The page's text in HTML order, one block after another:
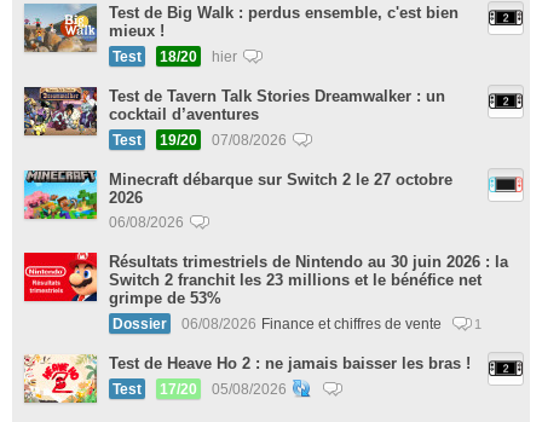
Test de Big Walk : perdus ensemble, c'est bien
mieux !
Test 18/20 hier
Test de Tavern Talk Stories Dreamwalker : un
cocktail d’aventures
Test 19/20 07/08/2026
Minecraft débarque sur Switch 2 le 27 octobre
2026
06/08/2026
Résultats trimestriels de Nintendo au 30 juin 2026 : la
Switch 2 franchit les 23 millions et le bénéfice net
grimpe de 53%
Dossier 06/08/2026 Finance et chiffres de vente 1
Test de Heave Ho 2 : ne jamais baisser les bras !
Test 17/20 05/08/2026